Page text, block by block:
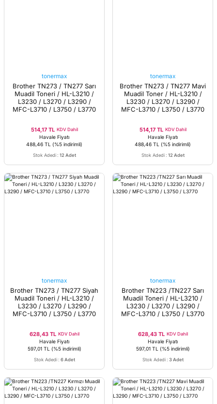
tonermax
Brother TN273 / TN277 Sarı
Muadil Toneri / HL-L3210 /
L3230 / L3270 / L3290 /
MFC-L3710 / L3750 / L3770
514,17 TL KDV Dahil
Havale Fiyatı
488,46 TL (%5 indirimli)
Stok Adedi : 12 Adet
tonermax
Brother TN273 / TN277 Mavi
Muadil Toner / HL-L3210 /
L3230 / L3270 / L3290 /
MFC-L3710 / L3750 / L3770
514,17 TL KDV Dahil
Havale Fiyatı
488,46 TL (%5 indirimli)
Stok Adedi : 12 Adet
tonermax
Brother TN273 / TN277 Siyah
Muadil Toneri / HL-L3210 /
L3230 / L3270 / L3290 /
MFC-L3710 / L3750 / L3770
628,43 TL KDV Dahil
Havale Fiyatı
597,01 TL
(%5 indirimli)
Stok Adedi : 6 Adet
tonermax
Brother TN223 /TN227 Sarı
Muadil Toneri / HL-L3210 /
L3230 / L3270 / L3290 /
MFC-L3710 / L3750 / L3770
628,43 TL KDV Dahil
Havale Fiyatı
597,01 TL
(%5 indirimli)
Stok Adedi : 3 Adet